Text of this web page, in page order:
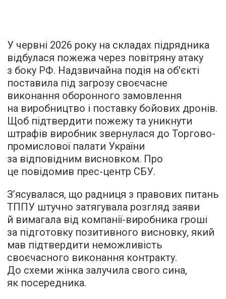
У червні 2026 року на складах підрядника
відбулася пожежа через повітряну атаку
з боку РФ. Надзвичайна подія на об'єкті
поставила під загрозу своєчасне
виконання оборонного замовлення
на виробництво і поставку бойових дронів.
Щоб підтвердити пожежу та уникнути
штрафів виробник звернулася до Торгово-
промислової палати України
за відповідним висновком. Про
це повідомив прес-центр СБУ.
З’ясувалася, що радниця з правових питань
ТППУ штучно затягувала розгляд заяви
й вимагала від компанії-виробника гроші
за підготовку позитивного висновку, який
мав підтвердити неможливість
своєчасного виконання контракту.
До схеми жінка залучила свого сина,
як посередника.